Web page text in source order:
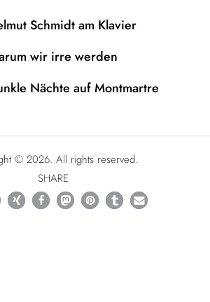
Schmidt am Klavier
wir irre werden
Nächte auf Montmartre
© 2026. All rights reserved.
SHARE